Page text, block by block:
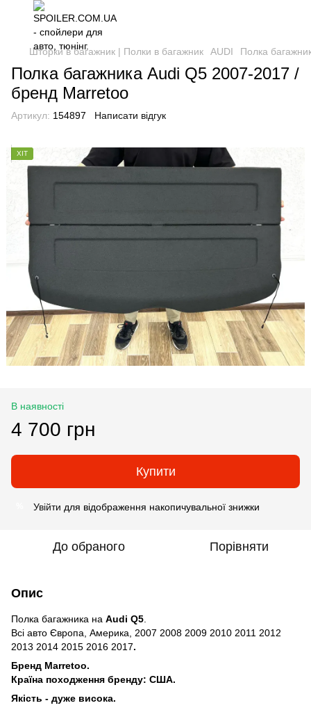
Шторки в багажник | Полки в багажник AUDI Полка
Полка багажника Audi Q5 2007-2017 /
бренд Marretoo
Артикул: 154897 Написати відгук
ХІТ
В наявності
4 700 грн
Купити
Увійти для відображення накопичувальної знижки
До обраного Порівняти
Опис
Полка багажника на Audi Q5
Всі авто Європа, Америка, 2007 2008 2009 2010 2011 2012
2013 2014 2015 2016 2017.
Бренд Marretoo.
Країна походження бренду: США.
Якість - дуже висока.